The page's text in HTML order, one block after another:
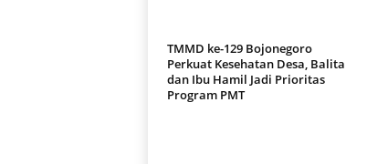
TMMD ke-129 Bojonegoro
Perkuat Kesehatan Desa, Balita
dan Ibu Hamil Jadi Prioritas
Program PMT